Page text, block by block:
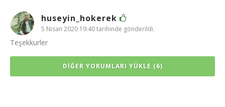
huseyin_hokerek
5 Nisan 2020 19:40 tarihinde gönderildi.
Teşekkurler
DIĞER YORUMLARI YÜKLE (6)